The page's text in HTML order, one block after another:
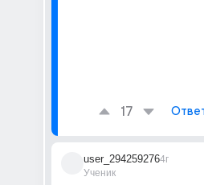
17
user_294259276
Ученик
4г